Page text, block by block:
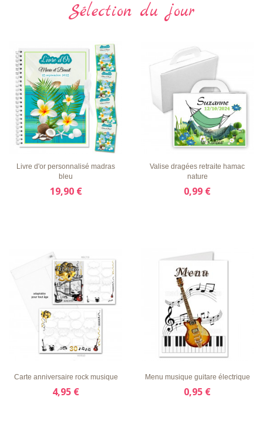
Sélection du jour
LISTE
D'ENVIE
APERÇU
RAPIDE
DÉTAILS
Livre d'or personnalisé madras
bleu
19,90 €
D'ENVIE
APERÇU
RAPIDE
DÉTAILS
Valise dragées retraite hamac
nature
0,99 €
D'ENVIE
APERÇU
RAPIDE
DÉTAILS
Carte anniversaire rock musique
4,95 €
LISTE
D'ENVIE
APERÇU
RAPIDE
Menu musique guitare électrique
0,95 €